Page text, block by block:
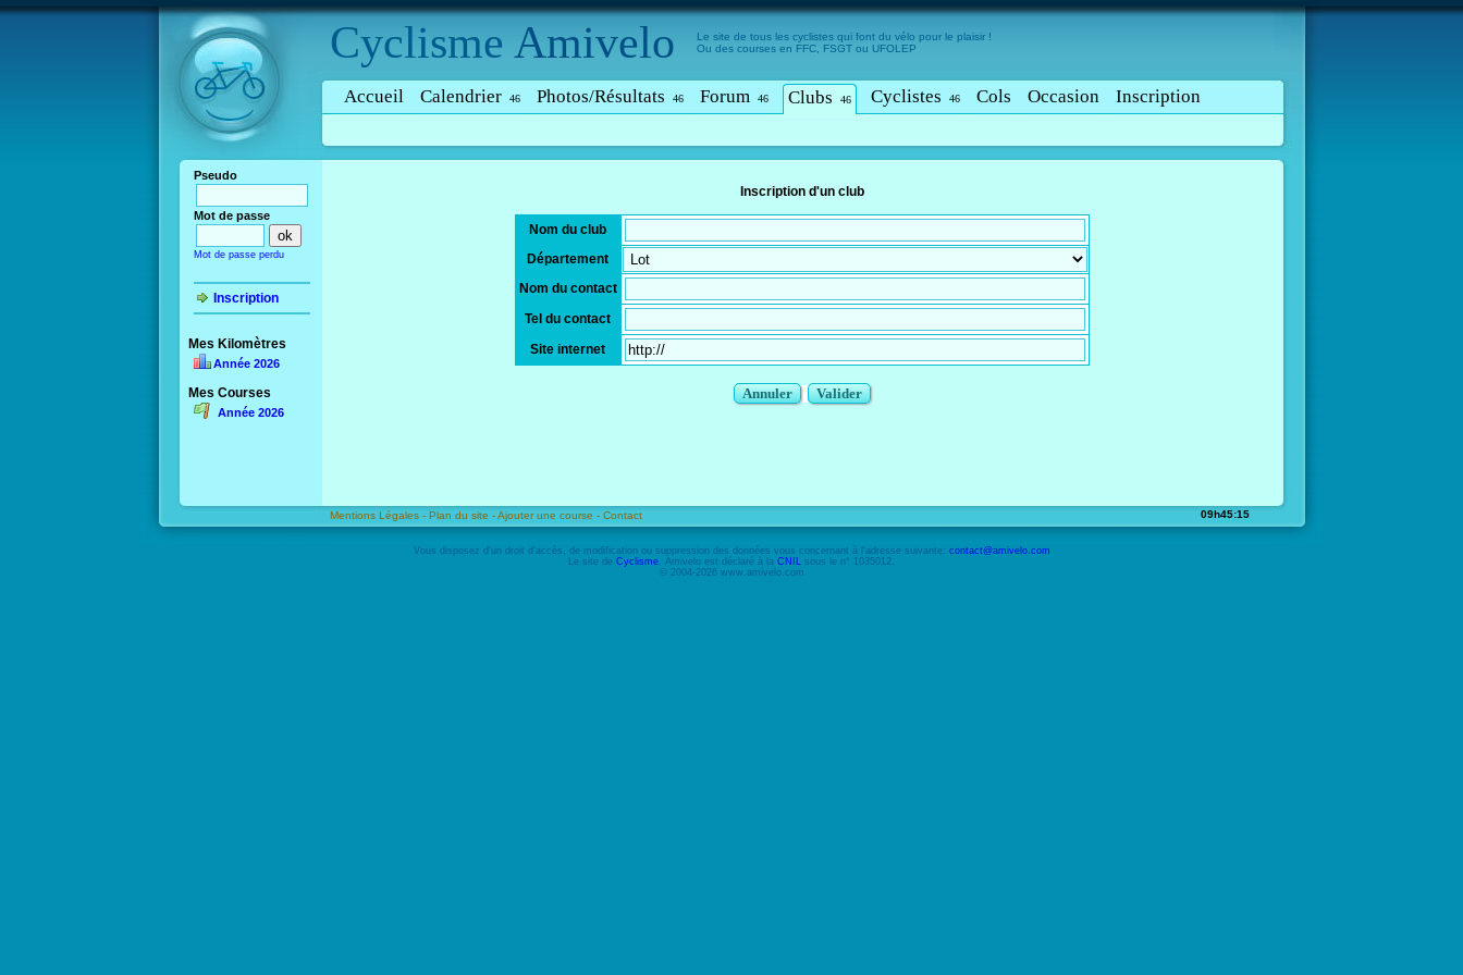
Cyclisme Amivelo
Le site de tous les cyclistes qui font du vélo pour le plaisir !
Ou des courses en FFC, FSGT ou UFOLEP
Accueil Calendrier 46 Photos/Résultats 46 Forum 46 Clubs 46 Cyclistes 46 Cols Occasion Inscription
Pseudo
Mot de passe
Mot de passe perdu
Inscription
Mes Kilomètres
Année 2026
Mes Courses
Année 2026
Inscription d'un club
Nom du club
Département
Nom du contact
Tel du contact
Site internet
Annuler Valider
Mentions Légales - Plan du site -Ajouter une course - Contact 09h45:15
Vous disposez d'un droit d'accès, de modification ou suppression des données vous concernant à l'adresse suivante: contact@amivelo.com
Le site de Cyclisme, Amivelo est déclaré à la CNIL sous le n° 1035012.
© 2004-2026 www.amivelo.com